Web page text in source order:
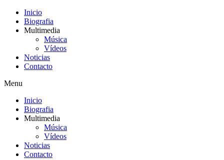
Inicio
Biografia
Multimedia
Música
Vídeos
Noticias
Contacto
Menu
Inicio
Biografia
Multimedia
Música
Vídeos
Noticias
Contacto